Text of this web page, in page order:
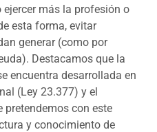
ejercer más la profesión o
esta forma, evitar
generar (como por
Destacamos que la
encuentra desarrollada en
(Ley 23.377) y el
pretendemos con este
y conocimiento de